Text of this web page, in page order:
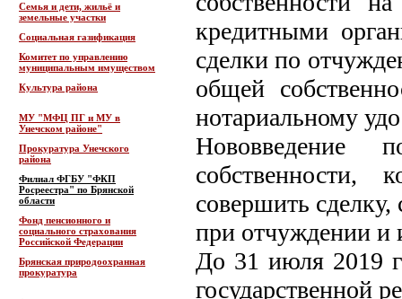
Семья и дети, жильё и
земельные участки
Социальная газификация
Комитет по управлению
муниципальным имуществом
Культура района
МУ "МФЦ ПГ и МУ в
Унечском районе"
Прокуратура Унечского
района
Филиал ФГБУ "ФКП
Росреестра" по Брянской
области
Фонд пенсионного и
социального страхования
Российской Федерации
Брянская природоохранная
прокуратура
кредитными
сделки по
общей
нотариальному
Нововведение
собственности,
совершить
при отчуждении и
До 31 июля 2019
государственной